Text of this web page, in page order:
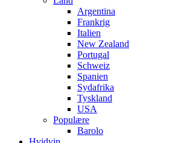
Argentina
Frankrig
Italien
New Zealand
Portugal
Schweiz
Spanien
Sydafrika
Tyskland
USA
Populære
Barolo